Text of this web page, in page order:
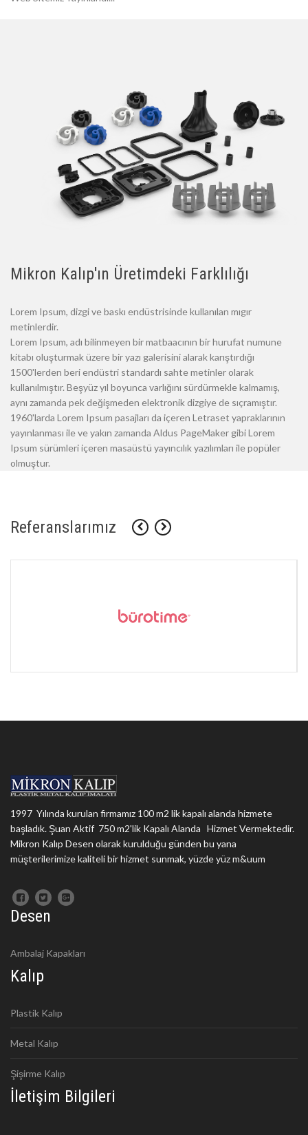
Mikron Kalıp'ın Üretimdeki Farklılığı
Lorem Ipsum, dizgi ve baskı endüstrisinde kullanılan mıgır
metinlerdir.
Lorem Ipsum, adı bilinmeyen bir matbaacının bir hurufat numune
kitabı oluşturmak üzere bir yazı galerisini alarak karıştırdığı
1500'lerden beri endüstri standardı sahte metinler olarak
kullanılmıştır. Beşyüz yıl boyunca varlığını sürdürmekle kalmamış,
aynı zamanda pek değişmeden elektronik dizgiye de sıçramıştır.
1960'larda Lorem Ipsum pasajları da içeren Letraset yapraklarının
yayınlanması ile ve yakın zamanda Aldus PageMaker gibi Lorem
Ipsum sürümleri içeren masaüstü yayıncılık yazılımları ile popüler
olmuştur.
Referanslarımız
1997 Yılında kurulan firmamız 100 m2 lik kapalı alanda hizmete
başladık. Şuan Aktif 750 m2'lik Kapalı Alanda Hizmet Vermektedir.
Mikron Kalıp Desen olarak kurulduğu günden bu yana
müşterilerimize kaliteli bir hizmet sunmak, yüzde yüz m&uum
Desen
Ambalaj Kapakları
Kalıp
Plastik Kalıp
Metal Kalıp
Şişirme Kalıp
İletişim Bilgileri